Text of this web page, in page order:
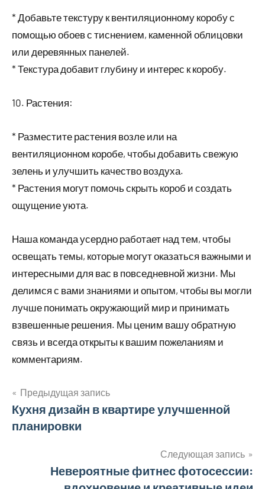
* Добавьте текстуру к вентиляционному коробу с
помощью обоев с тиснением, каменной облицовки
или деревянных панелей.
* Текстура добавит глубину и интерес к коробу.
10. Растения:
* Разместите растения возле или на
вентиляционном коробе, чтобы добавить свежую
зелень и улучшить качество воздуха.
* Растения могут помочь скрыть короб и создать
ощущение уюта.
Наша команда усердно работает над тем, чтобы
освещать темы, которые могут оказаться важными и
интересными для вас в повседневной жизни. Мы
делимся с вами знаниями и опытом, чтобы вы могли
лучше понимать окружающий мир и принимать
взвешенные решения. Мы ценим вашу обратную
связь и всегда открыты к вашим пожеланиям и
комментариям.
Навигация
по
Предыдущая запись
Кухня дизайн в квартире улучшенной
планировки
Следующая запись
Невероятные фитнес фотосессии: